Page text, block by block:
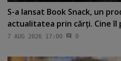
S-a lansat Book Snack, un
actualitatea prin cărţi. Cine îl
7 AUG 2026 17:00 0